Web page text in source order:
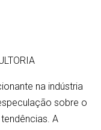
na indústria
sobre o
A